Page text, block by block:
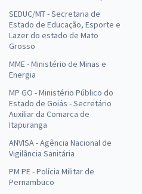
SEDUC/MT - Secretaria de
Estado de Educação, Esporte e
Lazer do estado de Mato
Grosso
MME - Ministério de Minas e
Energia
MP GO - Ministério Público do
Estado de Goiás - Secretário
Auxiliar da Comarca de
Itapuranga
ANVISA - Agência Nacional de
Vigilância Sanitária
PM PE - Polícia Militar de
Pernambuco